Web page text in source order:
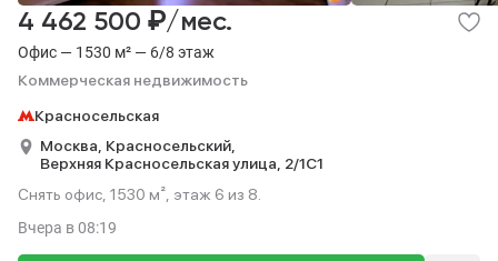
Офис — 1530 м² — 6/8 этаж
Коммерческая недвижимость
4 462 500 ₽/мес.
Красносельская
Москва, Красносельский,
Верхняя Красносельская улица, 2/1С1
Снять офис, 1530 м², этаж 6 из 8.
Вчера в 08:19